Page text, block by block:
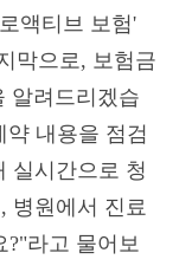
액티브 보험'
막으로, 보험금
알려드리겠습
약 내용을 점검
실시간으로 청
병원에서 진료
라고 물어보